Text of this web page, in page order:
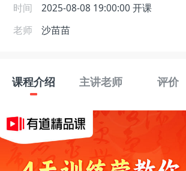
时间 2025-08-08 19:00:00 开课
老师
沙苗苗
课程介绍 主讲老师 评价